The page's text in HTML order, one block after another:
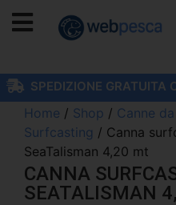
SPEDIZIONE GRATUITA
Home / Shop / Canne
Surfcasting / Canna
SeaTalisman 4,20 mt
CANNA
SEATALISMAN